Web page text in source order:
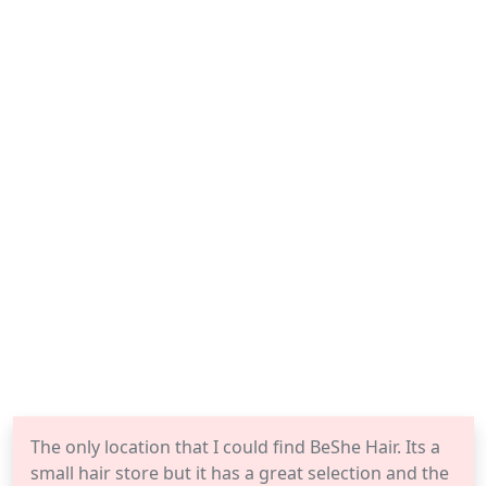
The only location that I could find BeShe Hair. Its a
small hair store but it has a great selection and the